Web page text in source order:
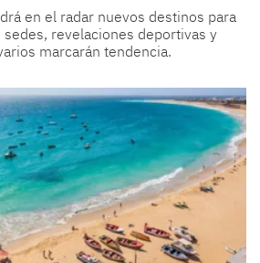
en el radar nuevos destinos para
sedes, revelaciones deportivas y
marcarán tendencia.